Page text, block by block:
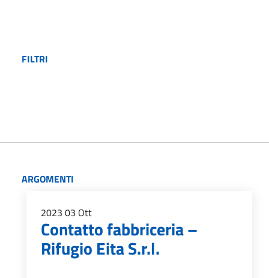
FILTRI
ARGOMENTI
2023 03 Ott
Contatto fabbriceria –
Rifugio Eita S.r.l.